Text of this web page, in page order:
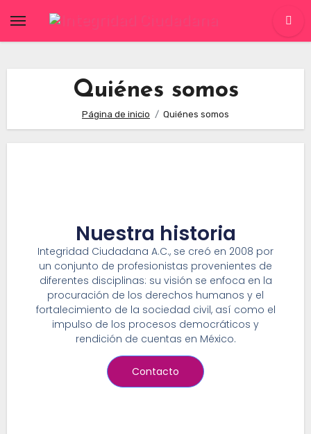
Quiénes somos
Página de inicio Quiénes somos
Nuestra historia
Integridad Ciudadana A.C., se creó en 2008 por
un conjunto de profesionistas provenientes de
diferentes disciplinas: su visión se enfoca en la
procuración de los derechos humanos y el
fortalecimiento de la sociedad civil, así como el
impulso de los procesos democráticos y
rendición de cuentas en México.
Contacto